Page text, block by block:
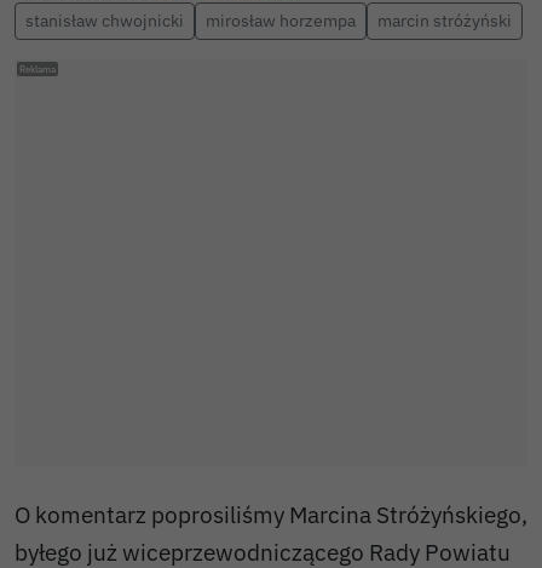
stanisław chwojnicki
mirosław horzempa marcin stróżyński
O komentarz poprosiliśmy Marcina Stróżyńskiego,
byłego już wiceprzewodniczącego Rady Powiatu